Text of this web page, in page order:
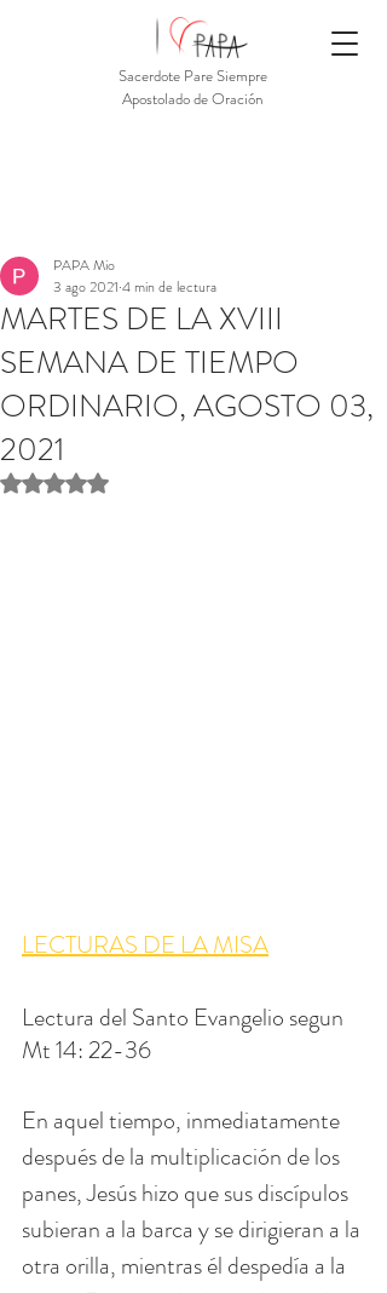
Sacerdote Pare Siempre
Apostolado de Oración
MARTES DE LA XVIII
SEMANA DE TIEMPO
ORDINARIO, AGOSTO 03,
2021
PAPA Mio
3 ago 2021 4 min de lectura
Obtuvo NaN de 5 estrellas.
LECTURAS DE LA MISA
Lectura del Santo Evangelio segun
Mt 14: 22-36
En aquel tiempo, inmediatamente
después de la multiplicación de los
panes, Jesús hizo que sus discípulos
subieran a la barca y se dirigieran a la
otra orilla, mientras él despedía a la